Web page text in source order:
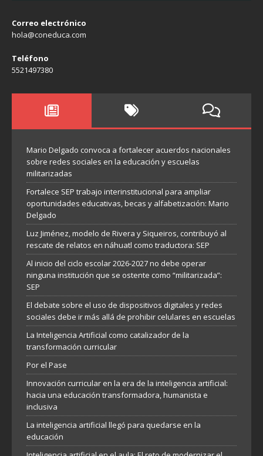
Correo electrónico
hola@coneduca.com
Teléfono
5521497380
Mario Delgado convoca a fortalecer acuerdos nacionales
sobre redes sociales en la educación y escuelas
militarizadas
Fortalece SEP trabajo interinstitucional para ampliar
oportunidades educativas, becas y alfabetización: Mario
Delgado
Luz Jiménez, modelo de Rivera y Siqueiros, contribuyó al
rescate de relatos en náhuatl como traductora: SEP
Al inicio del ciclo escolar 2026-2027 no debe operar
ninguna institución que se ostente como “militarizada”:
SEP
El debate sobre el uso de dispositivos digitales y redes
sociales debe ir más allá de prohibir celulares en escuelas
La Inteligencia Artificial como catalizador de la
transformación curricular
Por el Pase
Innovación curricular en la era de la inteligencia artificial:
hacia una educación transformadora, humanista e
inclusiva
La inteligencia artificial llegó para quedarse en la
educación